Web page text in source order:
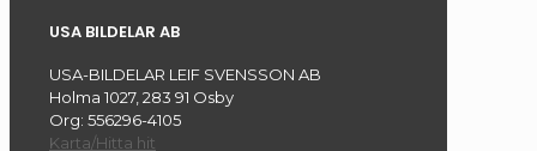
USA BILDELAR AB
USA-BILDELAR LEIF SVENSSON AB
Holma 1027, 283 91 Osby
Org: 556296-4105
Karta/Hitta hit